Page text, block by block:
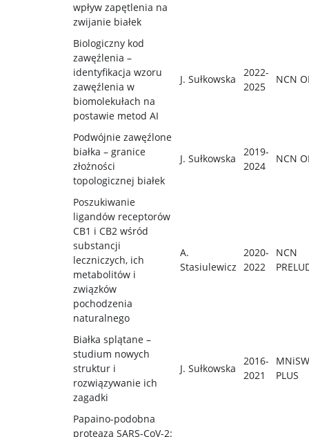
wpływ zapętlenia na
zwijanie białek
Biologiczny kod
zawęźlenia –
identyfikacja wzoru
zawęźlenia w
biomolekułach na
postawie metod AI
J. Sułkowska
2022-
2025
NCN
Podwójnie zawęźlone
białka – granice
złożności
topologicznej białek
J. Sułkowska
2019-
2024
NCN
Poszukiwanie
ligandów receptorów
CB1 i CB2 wśród
substancji
leczniczych, ich
metabolitów i
związków
pochodzenia
naturalnego
A.
Stasiulewicz
2020-
2022
NCN
Białka splątane –
studium nowych
struktur i
rozwiązywanie ich
zagadki
J. Sułkowska
2016-
2021
PLUS
Papaino-podobna
proteaza SARS-CoV-2: